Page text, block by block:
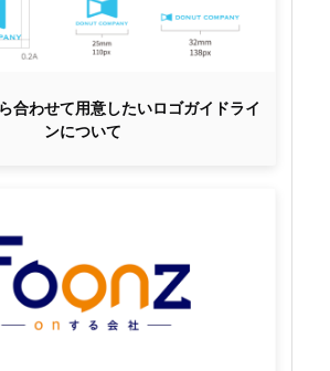
合わせて用意したいロゴガイドライ
ンについて